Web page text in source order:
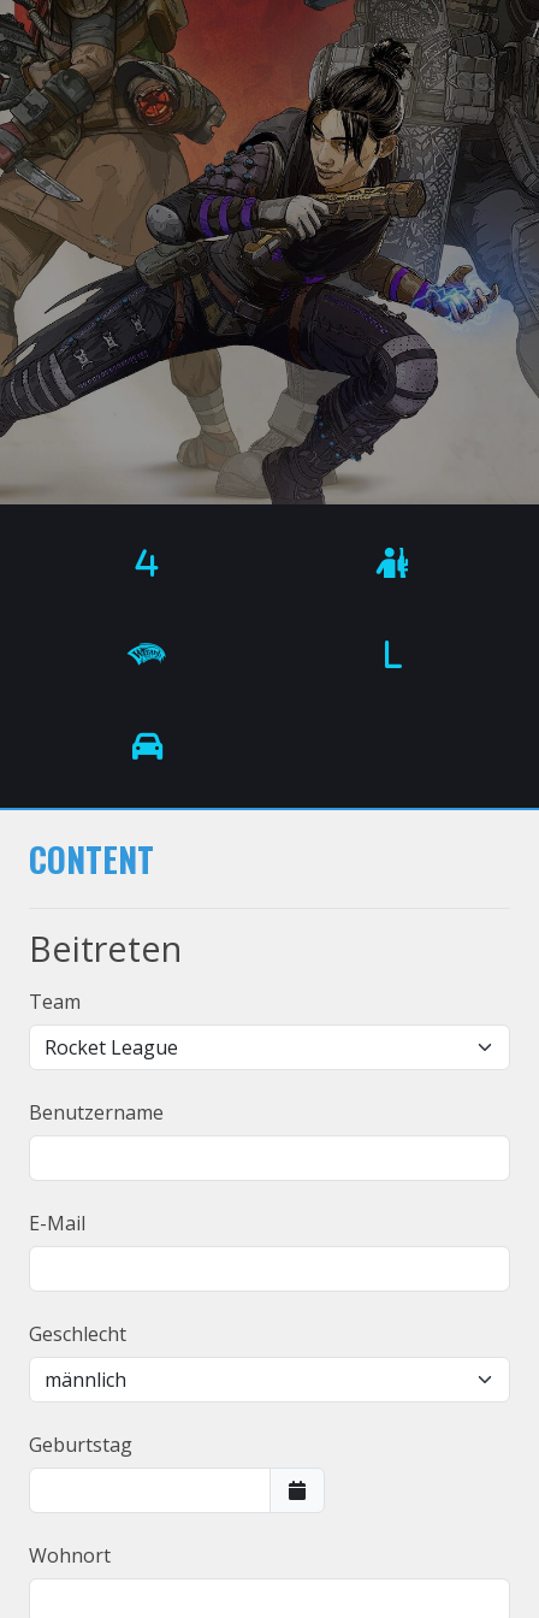
CONTENT
Beitreten
Team
Benutzername
E-Mail
Geschlecht
Geburtstag
Wohnort